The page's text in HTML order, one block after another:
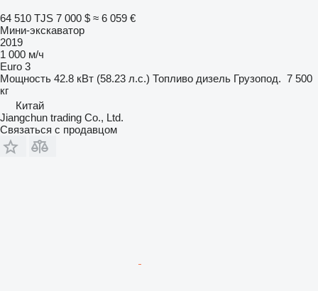
64 510 TJS 7 000 $ ≈ 6 059 €
Мини-экскаватор
2019
1 000 м/ч
Euro 3
Мощность 42.8 кВт (58.23 л.с.) Топливо дизель Грузопод. 7 500
кг
Китай
Jiangchun trading Co., Ltd.
Связаться с продавцом